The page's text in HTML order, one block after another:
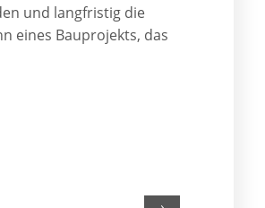
und langfristig die
eines Bauprojekts, das